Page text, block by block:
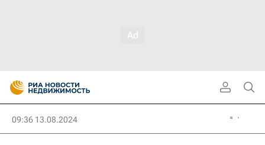
09:36 13.08.2024